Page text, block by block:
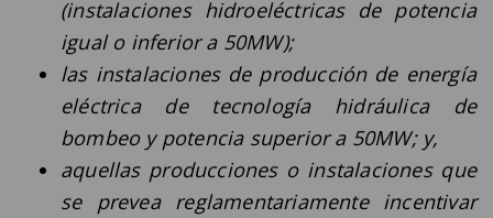
(instalaciones hidroeléctricas de potencia
igual o inferior a 50MW);
las instalaciones de producción de energía
eléctrica de tecnología hidráulica de
bombeo y potencia superior a 50MW; y,
aquellas producciones o instalaciones que
se prevea reglamentariamente incentivar